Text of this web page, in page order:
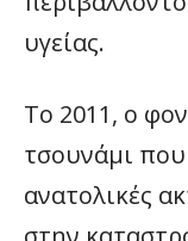
υγείας.
Το 2011, ο
τσουνάμι
ανατολικές